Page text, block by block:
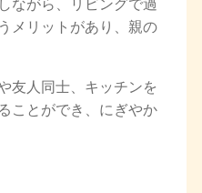
ながら、リビングで過
メリットがあり、親の
友人同士、キッチンを
ことができ、にぎやか